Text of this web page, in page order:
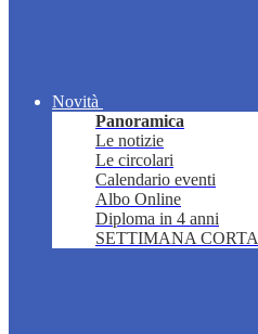
Novità
Panoramica
Le notizie
Le circolari
Calendario eventi
Albo Online
Diploma in 4 anni
SETTIMANA CORTA